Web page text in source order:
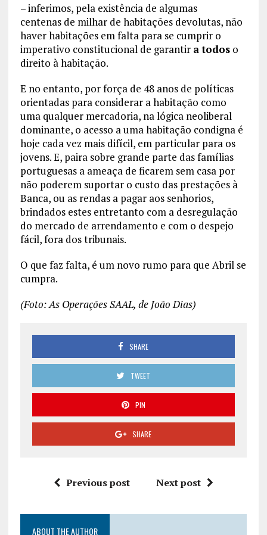
– inferimos, pela existência de algumas
centenas de milhar de habitações devolutas, não
haver habitações em falta para se cumprir o
imperativo constitucional de garantir a todoso
direito à habitação.
E no entanto, por força de 48 anos de políticas
orientadas para considerar a habitação como
uma qualquer mercadoria, na lógica neoliberal
dominante, o acesso a uma habitação condigna é
hoje cada vez mais difícil, em particular para os
jovens. E, paira sobre grande parte das famílias
portuguesas a ameaça de ficarem sem casa por
não poderem suportar o custo das prestações à
Banca, ou as rendas a pagar aos senhorios,
brindados estes entretanto com a desregulação
do mercado de arrendamento e com o despejo
fácil, fora dos tribunais.
O que faz falta, é um novo rumo para que Abril se
cumpra.
(Foto: As Operações SAAL, de João Dias)
SHARE
TWEET
PIN
SHARE
Previous post Next post
ABOUT THE AUTHOR